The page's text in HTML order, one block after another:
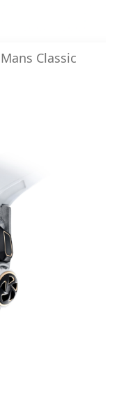
Classic